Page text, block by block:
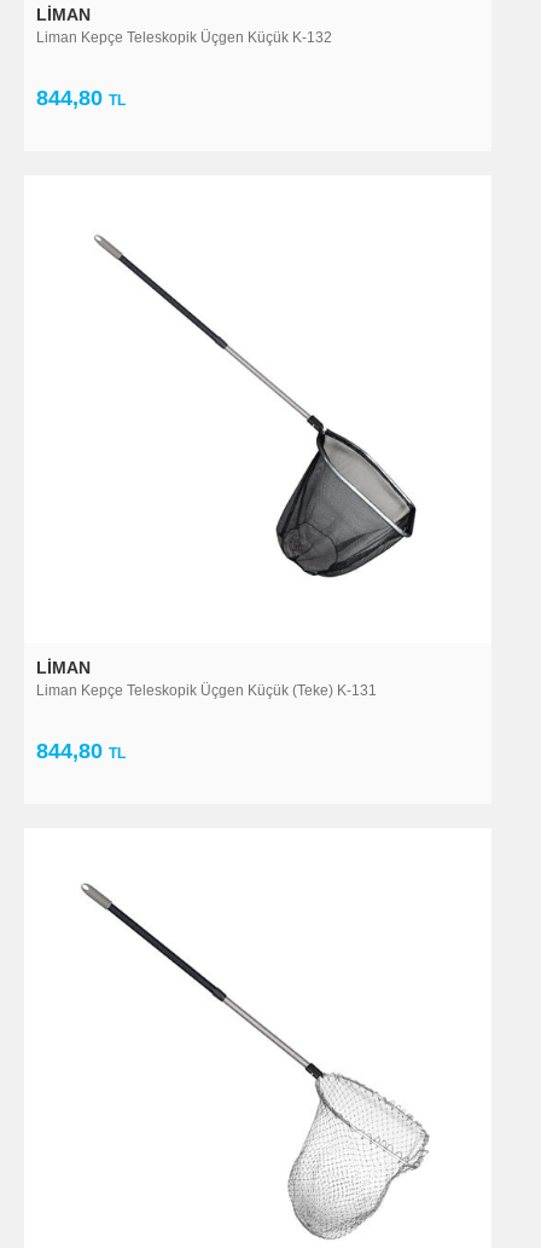
LIMAN
Liman Kepçe Teleskopik Üçgen Küçük K-132
844,80 TL
LIMAN
Liman Kepçe Teleskopik Üçgen Küçük (Teke) K-131
844,80 TL